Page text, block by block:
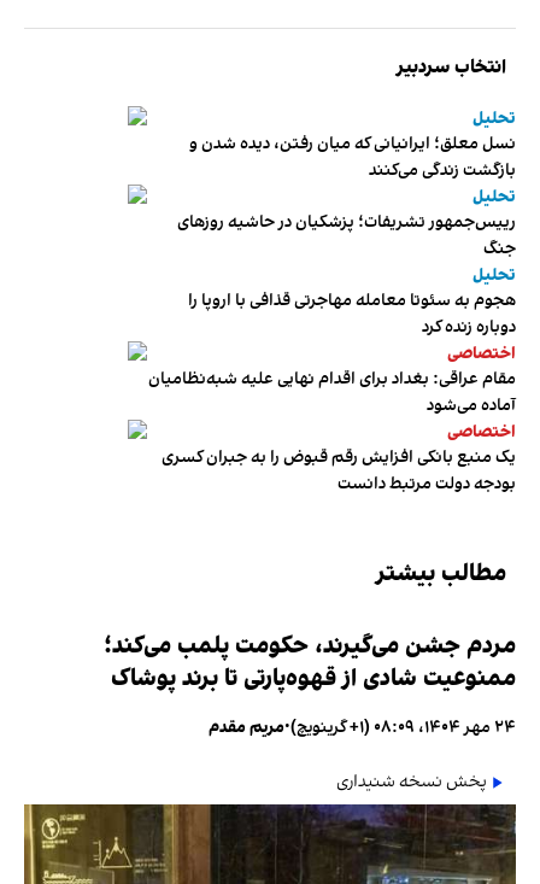
انتخاب سردبیر
تحلیل
نسل معلق؛ ایرانیانی که میان رفتن، دیده شدن و
بازگشت زندگی می‌کنند
تحلیل
رییس‌جمهور تشریفات؛ پزشکیان در حاشیه روزهای
جنگ
تحلیل
هجوم به سئوتا معامله مهاجرتی قذافی با اروپا را
دوباره زنده کرد
اختصاصی
مقام عراقی: بغداد برای اقدام نهایی علیه شبه‌نظامیان
آماده می‌شود
اختصاصی
یک منبع بانکی افزایش رقم قبوض را به جبران کسری
بودجه دولت مرتبط دانست
مطالب بیشتر
مردم جشن می‌گیرند، حکومت پلمب می‌کند؛
ممنوعیت شادی از قهوه‌پارتی تا برند پوشاک
۲۴ مهر ۱۴۰۴، ۰۸:۰۹ (‎+۱ گرینویچ) •مریم مقدم
پخش نسخه شنیداری